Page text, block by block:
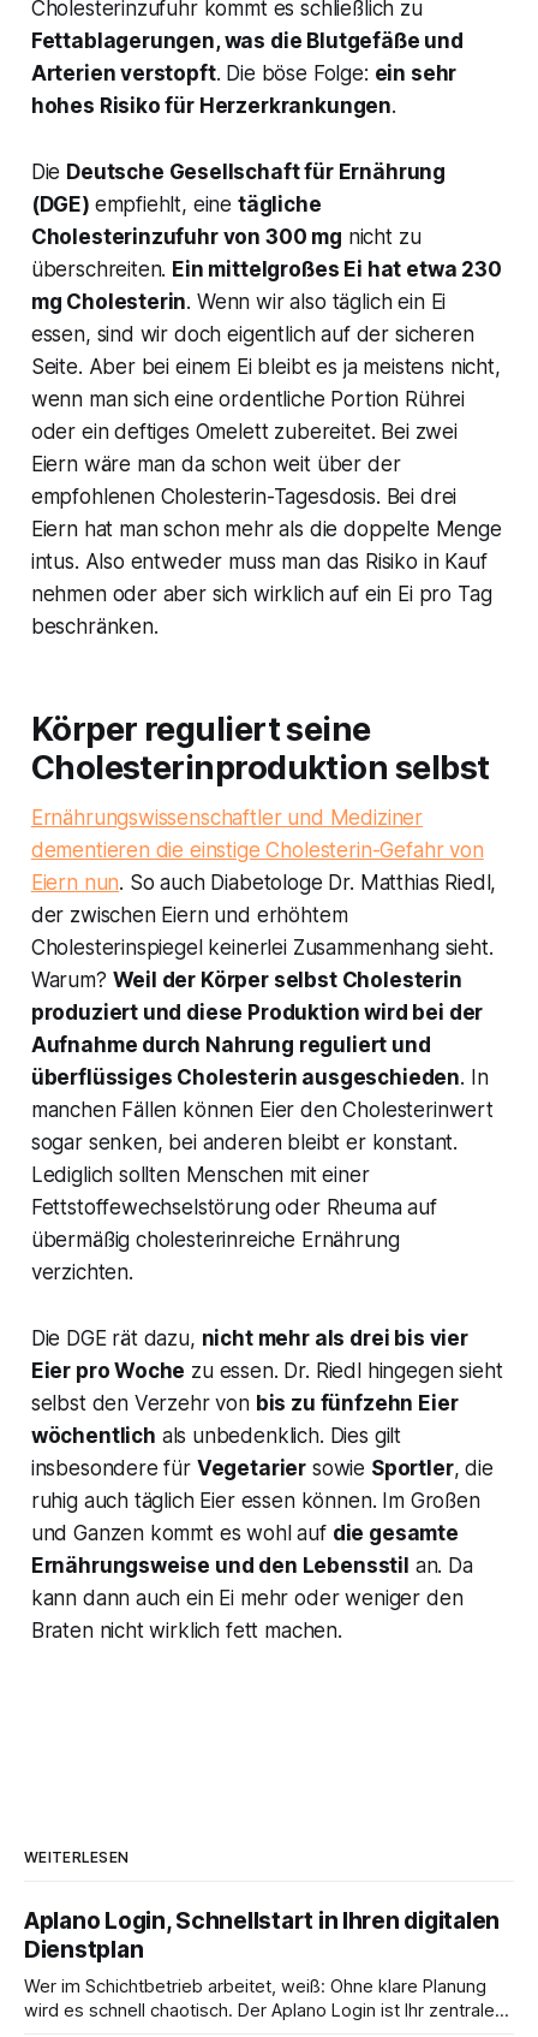
Cholesterinzufuhr kommt es schließlich zu
Fettablagerungen, was die Blutgefäße und
Arterien verstopft. Die böse Folge: ein sehr
hohes Risiko für Herzerkrankungen.
Die Deutsche Gesellschaft für Ernährung
(DGE) empfiehlt, eine tägliche
Cholesterinzufuhr von 300 mg nicht zu
überschreiten. Ein mittelgroßes Ei hat etwa 230
mg Cholesterin. Wenn wir also täglich ein Ei
essen, sind wir doch eigentlich auf der sicheren
Seite. Aber bei einem Ei bleibt es ja meistens nicht,
wenn man sich eine ordentliche Portion Rührei
oder ein deftiges Omelett zubereitet. Bei zwei
Eiern wäre man da schon weit über der
empfohlenen Cholesterin-Tagesdosis. Bei drei
Eiern hat man schon mehr als die doppelte Menge
intus. Also entweder muss man das Risiko in Kauf
nehmen oder aber sich wirklich auf ein Ei pro Tag
beschränken.
Körper reguliert seine
Cholesterinproduktion selbst
Ernährungswissenschaftler und Mediziner
dementieren die einstige Cholesterin-Gefahr von
Eiern nun. So auch Diabetologe Dr. Matthias Riedl,
der zwischen Eiern und erhöhtem
Cholesterinspiegel keinerlei Zusammenhang sieht.
Warum? Weil der Körper selbst Cholesterin
produziert und diese Produktion wird bei der
Aufnahme durch Nahrung reguliert und
überflüssiges Cholesterin ausgeschieden. In
manchen Fällen können Eier den Cholesterinwert
sogar senken, bei anderen bleibt er konstant.
Lediglich sollten Menschen mit einer
Fettstoffewechselstörung oder Rheuma auf
übermäßig cholesterinreiche Ernährung
verzichten.
Die DGE rät dazu, nicht mehr als drei bis vier
Eier pro Woche zu essen. Dr. Riedl hingegen sieht
selbst den Verzehr von bis zu fünfzehn Eier
wöchentlich als unbedenklich. Dies gilt
insbesondere für Vegetarier sowie Sportler, die
ruhig auch täglich Eier essen können. Im Großen
und Ganzen kommt es wohl auf die gesamte
Ernährungsweise und den Lebensstil an. Da
kann dann auch ein Ei mehr oder weniger den
Braten nicht wirklich fett machen.
WEITERLESEN
Aplano Login, Schnellstart in Ihren digitalen
Dienstplan
Wer im Schichtbetrieb arbeitet, weiß: Ohne klare Planung
wird es schnell chaotisch. Der Aplano Login ist Ihr zentraler